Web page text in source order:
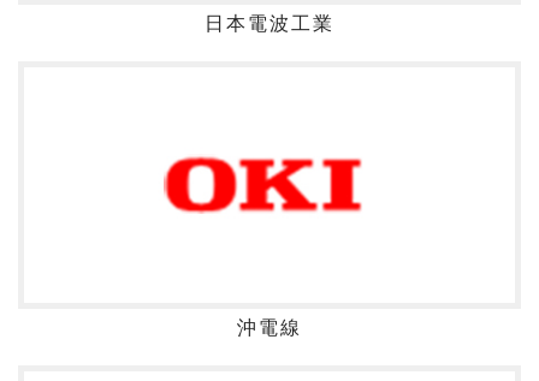
日本電波工業
沖電線